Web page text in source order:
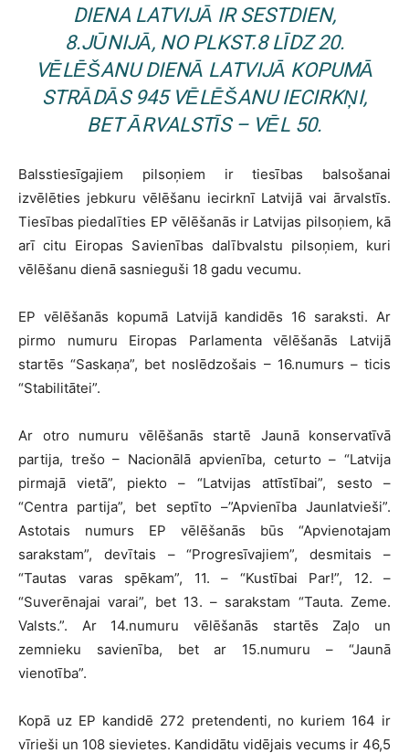
DIENA LATVIJĀ IR SESTDIEN,
8.JŪNIJĀ, NO PLKST.8 LĪDZ 20.
VĒLĒŠANU DIENĀ LATVIJĀ KOPUMĀ
STRĀDĀS 945 VĒLĒŠANU IECIRKŅI,
BET ĀRVALSTĪS – VĒL 50.
Balsstiesīgajiem pilsoņiem ir tiesības balsošanai
izvēlēties jebkuru vēlēšanu iecirknī Latvijā vai ārvalstīs.
Tiesības piedalīties EP vēlēšanās ir Latvijas pilsoņiem, kā
arī citu Eiropas Savienības dalībvalstu pilsoņiem, kuri
vēlēšanu dienā sasnieguši 18 gadu vecumu.
EP vēlēšanās kopumā Latvijā kandidēs 16 saraksti. Ar
pirmo numuru Eiropas Parlamenta vēlēšanās Latvijā
startēs “Saskaņa”, bet noslēdzošais – 16.numurs – ticis
“Stabilitātei”.
Ar otro numuru vēlēšanās startē Jaunā konservatīvā
partija, trešo – Nacionālā apvienība, ceturto – “Latvija
pirmajā vietā”, piekto – “Latvijas attīstībai”, sesto –
“Centra partija”, bet septīto –”Apvienība Jaunlatvieši”.
Astotais numurs EP vēlēšanās būs “Apvienotajam
sarakstam”, devītais – “Progresīvajiem”, desmitais –
“Tautas varas spēkam”, 11. – “Kustībai Par!”, 12. –
“Suverēnajai varai”, bet 13. – sarakstam “Tauta. Zeme.
Valsts.”. Ar 14.numuru vēlēšanās startēs Zaļo un
zemnieku savienība, bet ar 15.numuru – “Jaunā
vienotība”.
Kopā uz EP kandidē 272 pretendenti, no kuriem 164 ir
vīrieši un 108 sievietes. Kandidātu vidējais vecums ir 46,5